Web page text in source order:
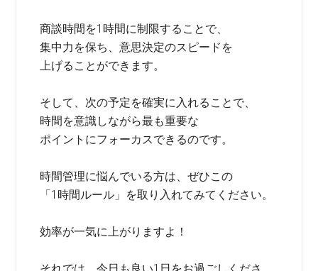
商談時間を1時間に制限することで、
集中力を保ち、意思決定のスピードを
上げることができます。
そして、次の予定を確実に入れることで、
時間を意識しながら最も重要な
ポイントにフォーカスできるのです。
時間管理に悩んでいる方は、ぜひこの
「1時間ルール」を取り入れてみてください。
効率が一気に上がりますよ！